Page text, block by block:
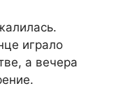
играло
а вечера